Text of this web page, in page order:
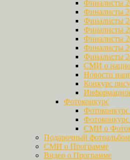
Финалисты
Финалисты
Финалисты
Финалисты
Финалисты
Финалисты
Финалисты
СМИ о
Новости
Конкурс
Фотоконкурс
СМИ о
Подарочный
СМИ о Программе
Видео о Программе